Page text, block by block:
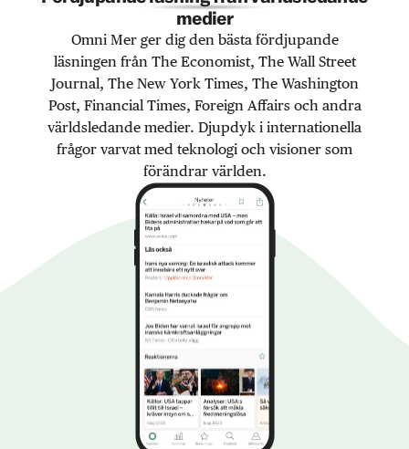
medier
Omni Mer ger dig den bästa fördjupande
läsningen från The Economist, The Wall Street
Journal, The New York Times, The Washington
Post, Financial Times, Foreign Affairs och andra
världsledande medier. Djupdyk i internationella
frågor varvat med teknologi och visioner som
förändrar världen.